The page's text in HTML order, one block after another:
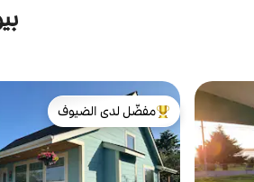
من أبرز البيوت المفضّلة لدى
مفضّل لدى الضيوف